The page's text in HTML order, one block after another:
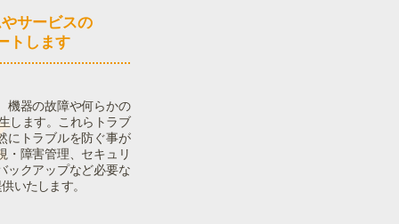
サービスの
トします
機器の故障や何らかの
します。これらトラブ
にトラブルを防ぐ事が
・障害管理、セキュリ
ックアップなど必要な
いたします。